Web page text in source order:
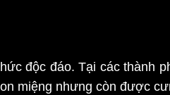
độc đáo. Tại các thành
miệng nhưng còn được